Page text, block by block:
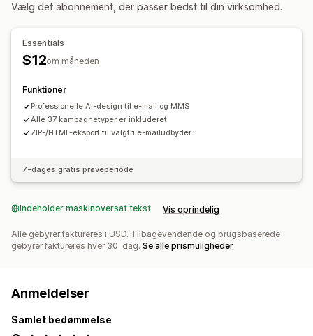
Vælg det abonnement, der passer bedst til din virksomhed.
Essentials
$12om måneden
Funktioner
Professionelle AI-design til e-mail og MMS
Alle 37 kampagnetyper er inkluderet
ZIP-/HTML-eksport til valgfri e-mailudbyder
7-dages gratis prøveperiode
Indeholder maskinoversat tekst Vis oprindelig
Alle gebyrer faktureres i USD. Tilbagevendende og brugsbaserede
gebyrer faktureres hver 30. dag. Se alle prismuligheder
Anmeldelser
Samlet bedømmelse